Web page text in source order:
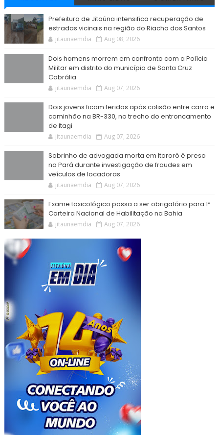
Prefeitura de Jitaúna intensifica recuperação de
estradas vicinais na região do Riacho dos Santos
jitaunaemdia Aug 08, 2026
Dois homens morrem em confronto com a Polícia
Militar em distrito do município de Santa Cruz
Cabrália
jitaunaemdia Aug 07, 2026
Dois jovens ficam feridos após colisão entre carro e
caminhão na BR-330, no trecho do entroncamento
de Itagi
jitaunaemdia Aug 07, 2026
Sobrinho de advogada morta em Itororó é preso
no Pará durante investigação de fraudes em
veículos de locadoras
jitaunaemdia Aug 07, 2026
Exame toxicológico passa a ser obrigatório para 1ª
Carteira Nacional de Habilitação na Bahia
jitaunaemdia Aug 07, 2026